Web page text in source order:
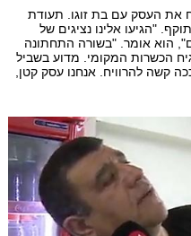
את העסק עם בת זוגו. תעודת
"הגיעו אלינו נציגים של
הוא אומר. "בשורה התחתונה
למשגיח הכשרות המקומי. מדוע בשביל
קשה להרוויח. אנחנו עסק קטן,